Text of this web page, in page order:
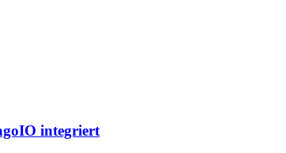
integriert